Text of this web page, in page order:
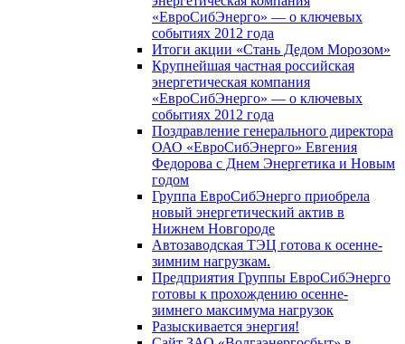
«ЕвроСибЭнерго» — о ключевых
событиях 2012 года
Итоги акции «Стань Дедом Морозом»
Крупнейшая частная российская
энергетическая компания
«ЕвроСибЭнерго» — о ключевых
событиях 2012 года
Поздравление генерального директора
ОАО «ЕвроСибЭнерго» Евгения
Федорова с Днем Энергетика и Новым
годом
Группа ЕвроСибЭнерго приобрела
новый энергетический актив в
Нижнем Новгороде
Автозаводская ТЭЦ готова к осенне-
зимним нагрузкам.
Предприятия Группы ЕвроСибЭнерго
готовы к прохождению осенне-
зимнего максимума нагрузок
Разыскивается энергия!